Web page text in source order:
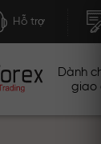
Hỗ trợ
Dành
giao